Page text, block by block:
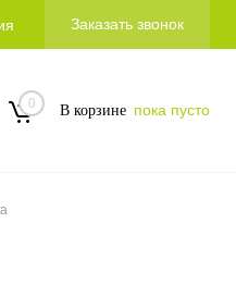
Заказать звонок
0 В корзине пока пусто